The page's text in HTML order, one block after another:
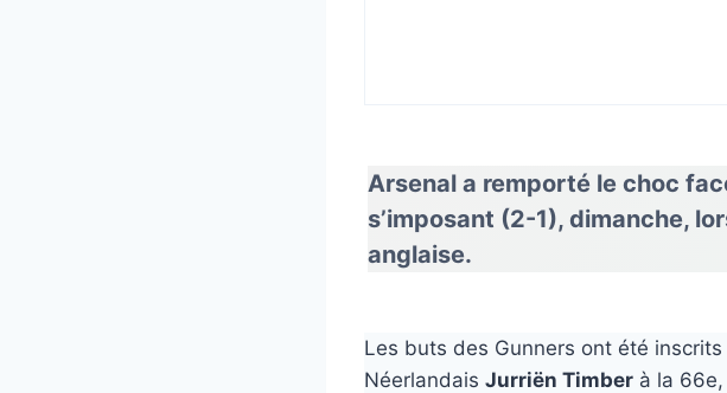
Arsenal a remporté le choc
s’imposant (2-1), dimanche,
anglaise.
Les buts des Gunners ont été inscrits
Néerlandais Jurriën Timber à la 66e,